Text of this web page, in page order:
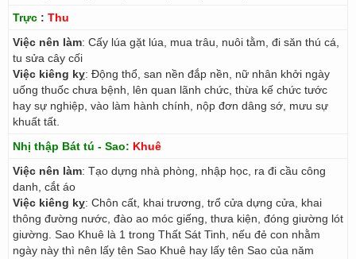
Trực : Thu
Việc nên làm: Cấy lúa gặt lúa, mua trâu, nuôi tằm, đi săn thú cá,
tu sửa cây cối
Việc kiêng kỵ: Động thổ, san nền đắp nền, nữ nhân khởi ngày
uống thuốc chưa bệnh, lên quan lãnh chức, thừa kế chức tước
hay sự nghiệp, vào làm hành chính, nộp đơn dâng sớ, mưu sự
khuất tất.
Nhị thập Bát tú - Sao: Khuê
Việc nên làm: Tạo dựng nhà phòng, nhập học, ra đi cầu công
danh, cắt áo
Việc kiêng kỵ: Chôn cất, khai trương, trổ cửa dựng cửa, khai
thông đường nước, đào ao móc giếng, thưa kiện, đóng giường lót
giường. Sao Khuê là 1 trong Thất Sát Tinh, nếu đẻ con nhằm
ngày này thì nên lấy tên Sao Khuê hay lấy tên Sao của năm